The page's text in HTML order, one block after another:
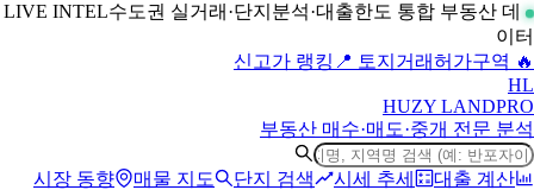
LIVE INTEL
수도권 실거래·단지분석·대출한도 통합 부동산 데
이터
🔥 신고가 랭킹
📍 토지거래허가구역
HL
HUZY LANDPRO
부동산 매수·매도·중개 전문 분석
시장 동향 매물 지도 단지 검색 시세 추세
대출 계산